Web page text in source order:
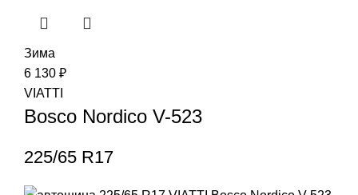
Зима
6 130 ₽
VIATTI
Bosco Nordico V-523
225/65 R17